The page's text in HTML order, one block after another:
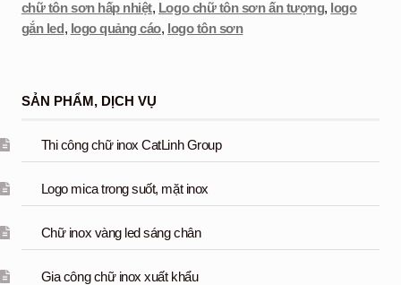
chữ tôn sơn hấp nhiệt, Logo chữ tôn sơn ấn tượng, logo
gắn led , logo quảng cáo, logo tôn sơn
SẢN PHẨM, DỊCH VỤ
Thi công chữ inox CatLinh Group
Logo mica trong suốt, mặt inox
Chữ inox vàng led sáng chân
Gia công chữ inox xuất khẩu